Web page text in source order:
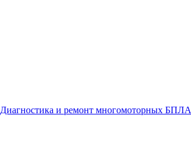
Диагностика и ремонт многомоторных БПЛА